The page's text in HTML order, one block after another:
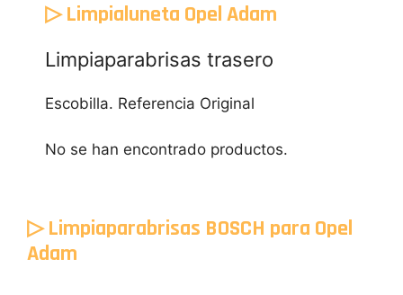
▷ Limpialuneta Opel Adam
Limpiaparabrisas trasero
Escobilla. Referencia Original
No se han encontrado productos.
▷ Limpiaparabrisas BOSCH para Opel
Adam